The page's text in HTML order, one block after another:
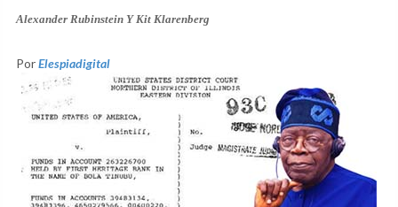
Alexander Rubinstein Y Kit Klarenberg
PorElespiadigital